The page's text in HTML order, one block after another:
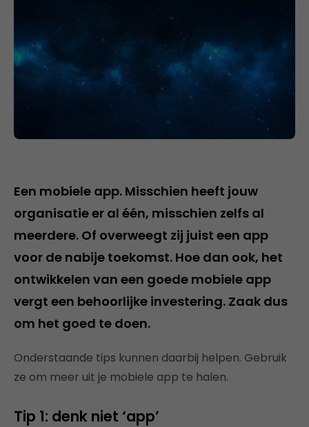
Een mobiele app. Misschien heeft jouw
organisatie er al één, misschien zelfs al
meerdere. Of overweegt zij juist een app
voor de nabije toekomst. Hoe dan ook, het
ontwikkelen van een goede mobiele app
vergt een behoorlijke investering. Zaak dus
om het goed te doen.
Onderstaande tips kunnen daarbij helpen. Gebruik
ze om meer uit je mobiele app te halen.
Tip 1: denk niet ‘app’